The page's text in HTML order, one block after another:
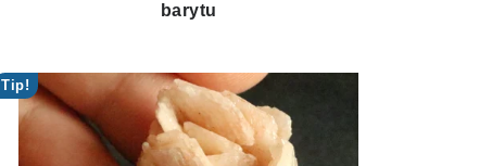
barytu
Tip!